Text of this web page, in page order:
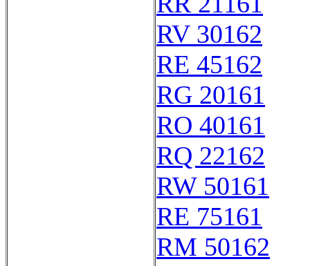
RV 30162
RE 45162
RG 20161
RO 40161
RQ 22162
RW 50161
RE 75161
RM 50162